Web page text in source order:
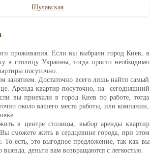
Шулявская
проживания. Если вы выбрали город Киев, в
в столицу Украины, тогда просто необходимо
посуточно.
занятием. Достаточно всего лишь найти самый
Аренда квартир посуточно, на сегодняшний
вы приехали в город Киев по работе, тогда
около вашего места работы, или компании,
в центре столицы, выбор аренды квартир
сможете жить в сердцевине города, при этом
То есть, это выгодное предложение, так как вы
деньги вам возвращаются с легкостью.